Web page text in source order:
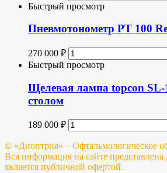
Быстрый просмотр
Пневмотонометр PT 100
270 000 ₽
Быстрый просмотр
Щелевая лампа topcon SL-
столом
189 000 ₽
© «Диоптрия» – Офтальмологическое
Вся информация на сайте представлена
является публичной офертой.